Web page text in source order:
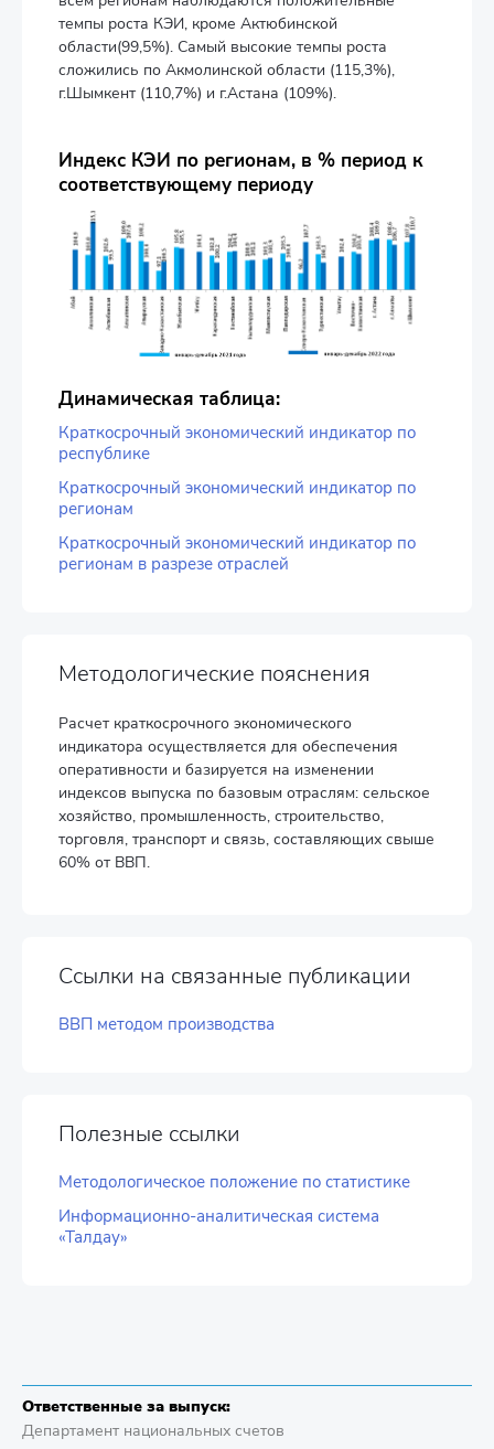
темпы роста КЭИ, кроме Актюбинской
области(99,5%). Самый высокие темпы роста
сложились по Акмолинской области (115,3%),
г.Шымкент (110,7%) и г.Астана (109%).
Индекс КЭИ по регионам, в % период к
соответствующему периоду
Динамическая таблица:
Краткосрочный экономический индикатор по
республике
Краткосрочный экономический индикатор по
регионам
Краткосрочный экономический индикатор по
регионам в разрезе отраслей
Методологические пояснения
Расчет краткосрочного экономического
индикатора осуществляется для обеспечения
оперативности и базируется на изменении
индексов выпуска по базовым отраслям: сельское
хозяйство, промышленность, строительство,
торговля, транспорт и связь, составляющих свыше
60% от ВВП.
Ссылки на связанные публикации
ВВП методом производства
Полезные ссылки
Методологическое положение по статистике
Информационно-аналитическая система
«Талдау»
Ответственные за выпуск:
Департамент национальных счетов